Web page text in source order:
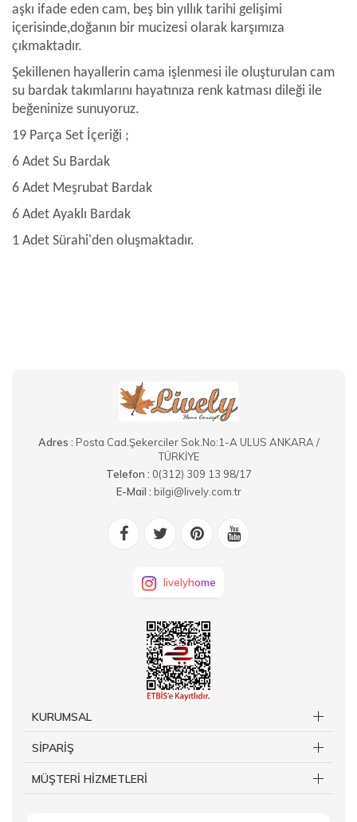
aşkı ifade eden cam, beş bin yıllık tarihi gelişimi
içerisinde,doğanın bir mucizesi olarak karşımıza
çıkmaktadır.
Şekillenen hayallerin cama işlenmesi ile oluşturulan cam
su bardak takımlarını hayatınıza renk katması dileği ile
beğeninize sunuyoruz.
19 Parça Set İçeriği ;
6 Adet Su Bardak
6 Adet Meşrubat Bardak
6 Adet Ayaklı Bardak
1 Adet Sürahi'den oluşmaktadır.
Adres : Posta Cad.Şekerciler Sok.No:1-A ULUS ANKARA /
TÜRKİYE
Telefon : 0(312) 309 13 98/17
E-Mail : bilgi@lively.com.tr
livelyhome
KURUMSAL
SİPARİŞ
MÜŞTERİ HİZMETLERİ